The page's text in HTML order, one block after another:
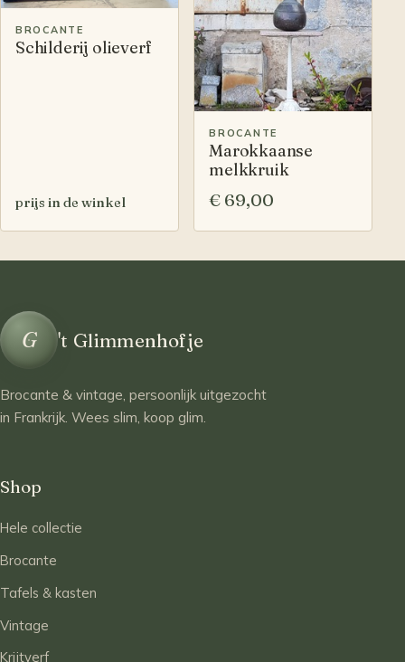
BROCANTE
Schilderij olieverf
prijs in de winkel
BROCANTE
Marokkaanse
melkkruik
€ 69,00
G 't Glimmenhofje
Brocante & vintage, persoonlijk uitgezocht
in Frankrijk. Wees slim, koop glim.
Shop
Hele collectie
Brocante
Tafels & kasten
Vintage
Krijtverf